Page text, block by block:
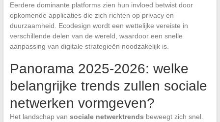
Eerdere dominante platforms zien hun invloed betwist door
opkomende applicaties die zich richten op privacy en
duurzaamheid. Ecodesign wordt een wettelijke vereiste in
verschillende delen van de wereld, waardoor een snelle
aanpassing van digitale strategieën noodzakelijk is.
Panorama 2025-2026: welke
belangrijke trends zullen sociale
netwerken vormgeven?
Het landschap van sociale netwerktrends beweegt zich snel.